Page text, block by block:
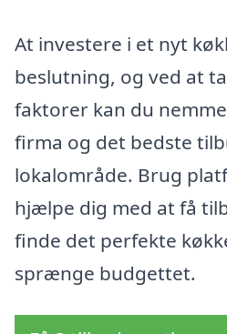
At investere i et nyt
beslutning, og ved at
faktorer kan du
firma og det bedste
lokalområde. Brug
hjælpe dig med at få
finde det perfekte
sprænge budgettet.